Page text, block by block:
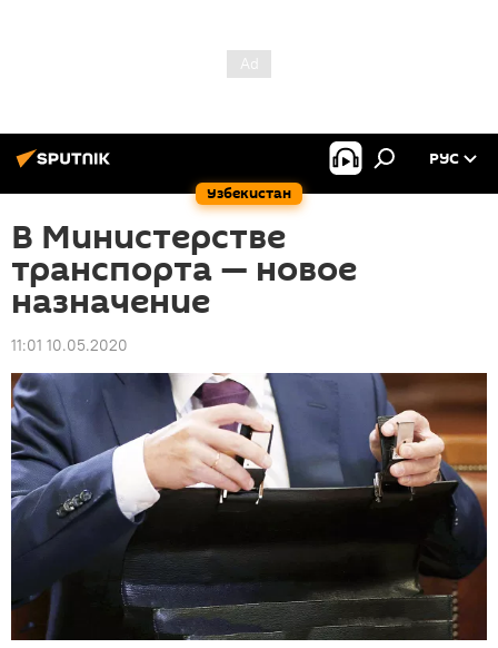
Узбекистан
РУС
В Министерстве
транспорта — новое
назначение
11:01 10.05.2020